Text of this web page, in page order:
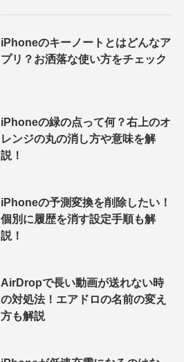
iPhoneのキーノートとはどんなア
プリ？お洒落な使い方をチェック
iPhoneの緑の点って何？右上のオ
レンジの丸の消し方や意味を解
説！
iPhoneの予測変換を削除したい！
個別に履歴を消す設定手順も解
説！
AirDropで長い動画が送れない時
の対処法！エアドロの名前の変え
方も解説